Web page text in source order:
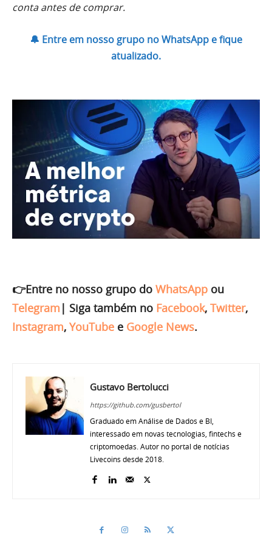
conta antes de comprar.
🔔 Entre em nosso grupo no WhatsApp e fique
atualizado.
👉Entre no nosso grupo do WhatsApp ou
Telegram | Siga também no Facebook, Twitter,
Instagram, YouTube e Google News.
Gustavo Bertolucci
https://github.com/gusbertol
Graduado em Análise de Dados e BI,
interessado em novas tecnologias, fintechs e
criptomoedas. Autor no portal de notícias
Livecoins desde 2018.